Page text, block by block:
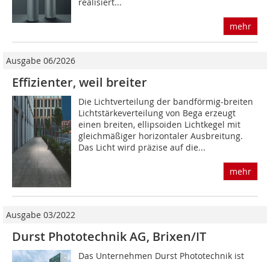
realisiert...
mehr
Ausgabe 06/2026
Effizienter, weil breiter
Die Lichtverteilung der bandförmig-breiten
Lichtstärkeverteilung von Bega erzeugt
einen breiten, ellipsoiden Lichtkegel mit
gleichmäßiger horizontaler Ausbreitung.
Das Licht wird präzise auf die...
mehr
Ausgabe 03/2022
Durst Phototechnik AG, Brixen/IT
Das Unternehmen Durst Phototechnik ist